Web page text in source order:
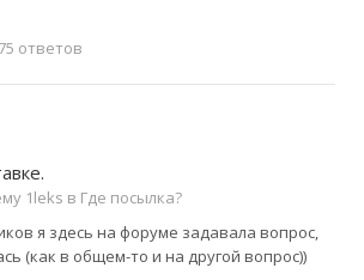
ответов
1leks в Где посылка?
я здесь на форуме задавала вопрос,
(как в общем-то и на другой вопрос))